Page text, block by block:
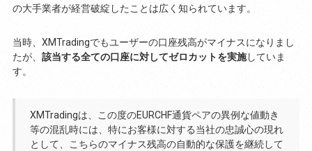
の大手業者が経営破綻したことは広く知られています。
当時、XMTradingでもユーザーの口座残高がマイナスになりまし
たが、 該当する全ての口座に対してゼロカットを実施していま
す。
XMTradingは、この度のEURCHF通貨ペアの異例な値動き
等の混乱時には、特にお客様に対する当社の忠誠心の現れ
として、こちらのマイナス残高の自動的な保護を継続して